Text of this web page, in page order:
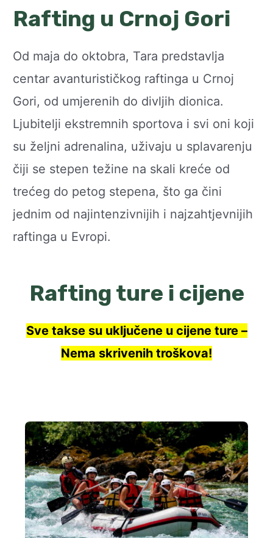
Rafting u Crnoj Gori
Od maja do oktobra, Tara predstavlja
centar avanturističkog raftinga u Crnoj
Gori, od umjerenih do divljih dionica.
Ljubitelji ekstremnih sportova i svi oni koji
su željni adrenalina, uživaju u splavarenju
čiji se stepen težine na skali kreće od
trećeg do petog stepena, što ga čini
jednim od najintenzivnijih i najzahtjevnijih
raftinga u Evropi.
Rafting ture i cijene
Sve takse su uključene u cijene ture –
Nema skrivenih troškova!